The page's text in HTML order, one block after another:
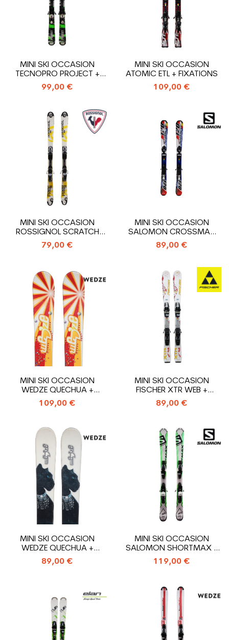
MINI SKI OCCASION
TECNOPRO PROJECT +
FIXATIONS
99,00 €
MINI SKI OCCASION
ATOMIC ETL + FIXATIONS
109,00 €
MINI SKI OCCASION
ROSSIGNOL SCRATCH
FREE ZB + FIXATIONS
79,00 €
MINI SKI OCCASION
SALOMON CROSSMAX
120 + FIXATIONS
89,00 €
MINI SKI OCCASION
WEDZE QUECHUA +
FIXATIONS
109,00 €
MINI SKI OCCASION
FISCHER XTR WEB +
FIXATIONS
89,00 €
MINI SKI OCCASION
WEDZE QUECHUA +
FIXATIONS
89,00 €
MINI SKI OCCASION
SALOMON SHORTMAX +
FIXATIONS
119,00 €